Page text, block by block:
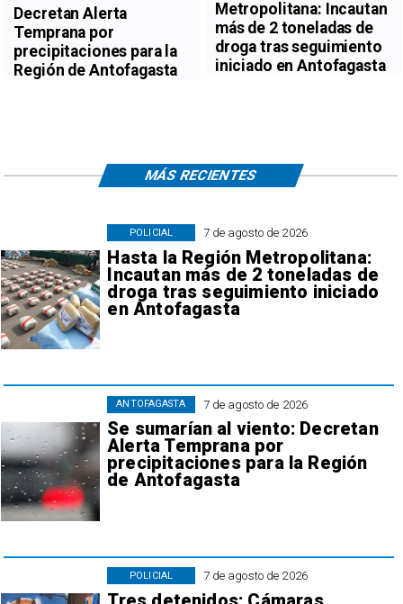
Decretan Alerta
Temprana por
precipitaciones para la
Región de Antofagasta
Metropolitana: Incautan
más de 2 toneladas de
droga tras seguimiento
iniciado en Antofagasta
7 de agosto de 2026
Hasta la Región Metropolitana:
Incautan más de 2 toneladas de
droga tras seguimiento iniciado
en Antofagasta
POLICIAL
7 de agosto de 2026
Se sumarían al viento: Decretan
Alerta Temprana por
precipitaciones para la Región
de Antofagasta
ANTOFAGASTA
7 de agosto de 2026
POLICIAL
MÁS RECIENTES